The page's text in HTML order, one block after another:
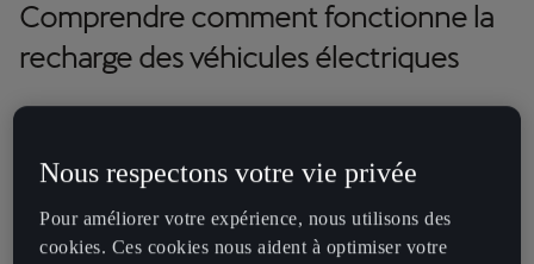
Comprendre comment fonctionne la
recharge des véhicules électriques
Il est ici question de recharger la batterie à l’aide d’électricité qui
peut provenir de votre domicile ou d’une station de recharge
publique. Décomposons cela :
Nous respectons votre vie privée
Pour améliorer votre expérience, nous utilisons des
cookies. Ces cookies nous aident à optimiser votre